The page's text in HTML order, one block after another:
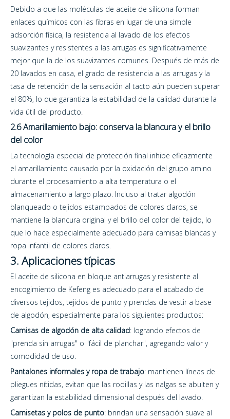
Debido a que las moléculas de aceite de silicona forman
enlaces químicos con las fibras en lugar de una simple
adsorción física, la resistencia al lavado de los efectos
suavizantes y resistentes a las arrugas es significativamente
mejor que la de los suavizantes comunes. Después de más de
20 lavados en casa, el grado de resistencia a las arrugas y la
tasa de retención de la sensación al tacto aún pueden superar
el 80%, lo que garantiza la estabilidad de la calidad durante la
vida útil del producto.
2.6 Amarillamiento bajo: conserva la blancura y el brillo
del color
La tecnología especial de protección final inhibe eficazmente
el amarillamiento causado por la oxidación del grupo amino
durante el procesamiento a alta temperatura o el
almacenamiento a largo plazo. Incluso al tratar algodón
blanqueado o tejidos estampados de colores claros, se
mantiene la blancura original y el brillo del color del tejido, lo
que lo hace especialmente adecuado para camisas blancas y
ropa infantil de colores claros.
3. Aplicaciones típicas
El aceite de silicona en bloque antiarrugas y resistente al
encogimiento de Kefeng es adecuado para el acabado de
diversos tejidos, tejidos de punto y prendas de vestir a base
de algodón, especialmente para los siguientes productos:
Camisas de algodón de alta calidad: logrando efectos de
"prenda sin arrugas" o "fácil de planchar", agregando valor y
comodidad de uso.
Pantalones informales y ropa de trabajo: mantienen líneas de
pliegues nítidas, evitan que las rodillas y las nalgas se abulten y
garantizan la estabilidad dimensional después del lavado.
Camisetas y polos de punto: brindan una sensación suave al